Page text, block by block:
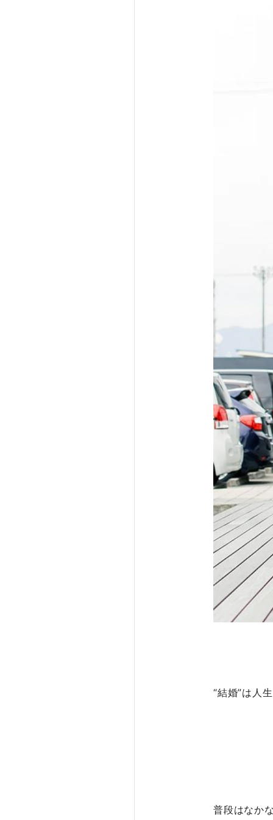
“結婚”は人
普段はなか